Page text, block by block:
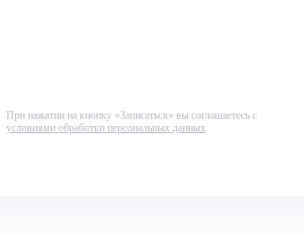
При нажатии на кнопку «Записаться» вы соглашаетесь с
условиями обработки персональных данных